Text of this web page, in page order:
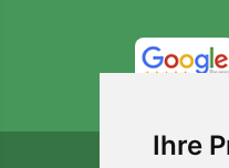
Ihre